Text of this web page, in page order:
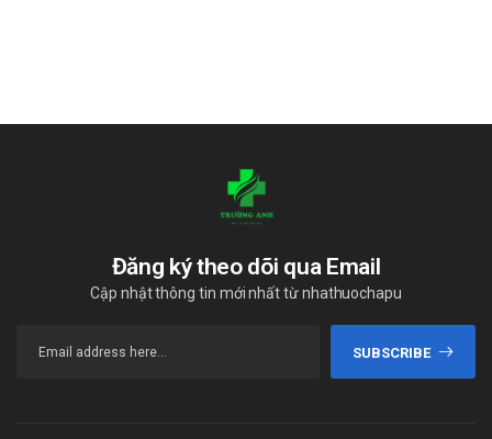
Đăng ký theo dõi qua Email
Cập nhật thông tin mới nhất từ nhathuochapu
SUBSCRIBE